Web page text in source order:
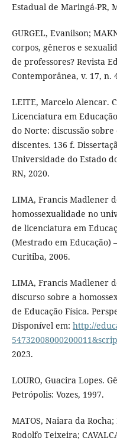
Estadual de Maringá-PR,
GURGEL, Evanilson;
corpos, gêneros e
de professores? Revista
Contemporânea, v. 17, n.
LEITE, Marcelo Alencar.
Licenciatura em
do Norte: discussão
discentes. 136 f.
Universidade do Estado
RN, 2020.
LIMA, Francis Madlener
homossexualidade no
de licenciatura em
(Mestrado em Educação)
Curitiba, 2006.
LIMA, Francis Madlener
discurso sobre a
de Educação Física.
Disponível em: http://
2023.
LOURO, Guacira Lopes.
Petrópolis: Vozes, 1997.
MATOS, Naiara da Rocha;
Rodolfo Teixeira;